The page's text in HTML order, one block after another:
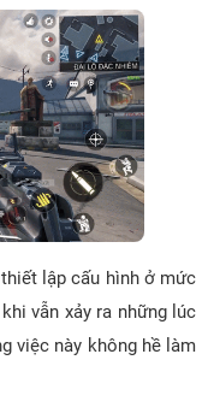
lập cấu hình ở mức
vẫn xảy ra những lúc
việc này không hề làm